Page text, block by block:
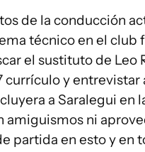
de la conducción
técnico en el club
el sustituto de Leo
y entrevistar
a Saralegui en
amiguismos ni
partida en esto y en